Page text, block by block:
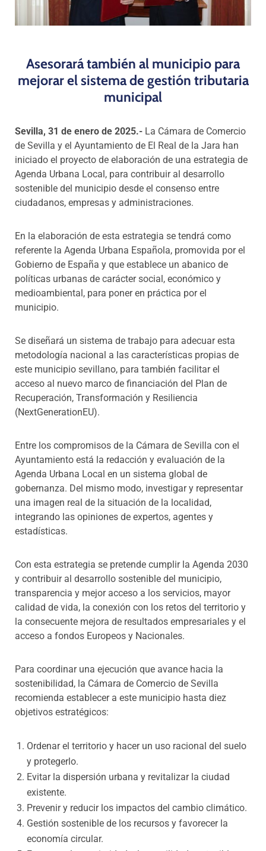
Asesorará también al municipio para
mejorar el sistema de gestión tributaria
municipal
Sevilla, 31 de enero de 2025.- La Cámara de Comercio
de Sevilla y el Ayuntamiento de El Real de la Jara han
iniciado el proyecto de elaboración de una estrategia de
Agenda Urbana Local, para contribuir al desarrollo
sostenible del municipio desde el consenso entre
ciudadanos, empresas y administraciones.
En la elaboración de esta estrategia se tendrá como
referente la Agenda Urbana Española, promovida por el
Gobierno de España y que establece un abanico de
políticas urbanas de carácter social, económico y
medioambiental, para poner en práctica por el
municipio.
Se diseñará un sistema de trabajo para adecuar esta
metodología nacional a las características propias de
este municipio sevillano, para también facilitar el
acceso al nuevo marco de financiación del Plan de
Recuperación, Transformación y Resiliencia
(NextGenerationEU).
Entre los compromisos de la Cámara de Sevilla con el
Ayuntamiento está la redacción y evaluación de la
Agenda Urbana Local en un sistema global de
gobernanza. Del mismo modo, investigar y representar
una imagen real de la situación de la localidad,
integrando las opiniones de expertos, agentes y
estadísticas.
Con esta estrategia se pretende cumplir la Agenda 2030
y contribuir al desarrollo sostenible del municipio,
transparencia y mejor acceso a los servicios, mayor
calidad de vida, la conexión con los retos del territorio y
la consecuente mejora de resultados empresariales y el
acceso a fondos Europeos y Nacionales.
Para coordinar una ejecución que avance hacia la
sostenibilidad, la Cámara de Comercio de Sevilla
recomienda establecer a este municipio hasta diez
objetivos estratégicos:
Ordenar el territorio y hacer un uso racional del suelo
y protegerlo.
Evitar la dispersión urbana y revitalizar la ciudad
existente.
Prevenir y reducir los impactos del cambio climático.
Gestión sostenible de los recursos y favorecer la
economía circular.